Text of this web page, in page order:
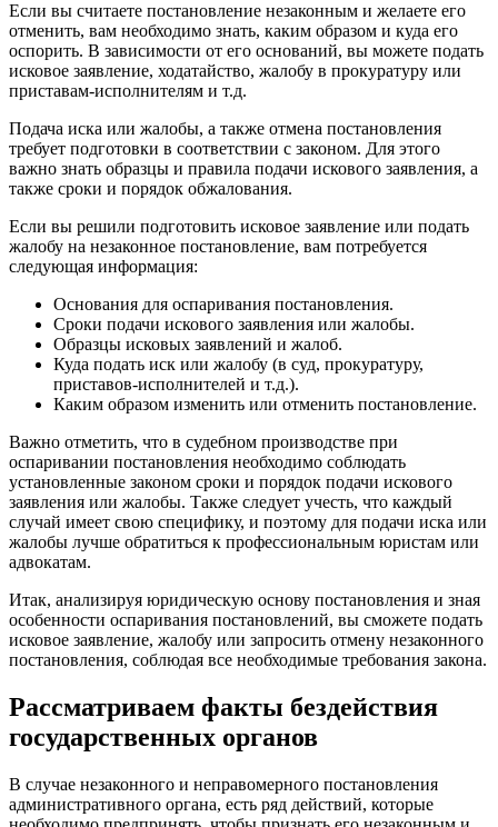
Если вы считаете постановление незаконным и желаете его
отменить, вам необходимо знать, каким образом и куда его
оспорить. В зависимости от его оснований, вы можете подать
исковое заявление, ходатайство, жалобу в прокуратуру или
приставам-исполнителям и т.д.
Подача иска или жалобы, а также отмена постановления
требует подготовки в соответствии с законом. Для этого
важно знать образцы и правила подачи искового заявления, а
также сроки и порядок обжалования.
Если вы решили подготовить исковое заявление или подать
жалобу на незаконное постановление, вам потребуется
следующая информация:
Основания для оспаривания постановления.
Сроки подачи искового заявления или жалобы.
Образцы исковых заявлений и жалоб.
Куда подать иск или жалобу (в суд, прокуратуру,
приставов-исполнителей и т.д.).
Каким образом изменить или отменить постановление.
Важно отметить, что в судебном производстве при
оспаривании постановления необходимо соблюдать
установленные законом сроки и порядок подачи искового
заявления или жалобы. Также следует учесть, что каждый
случай имеет свою специфику, и поэтому для подачи иска или
жалобы лучше обратиться к профессиональным юристам или
адвокатам.
Итак, анализируя юридическую основу постановления и зная
особенности оспаривания постановлений, вы сможете подать
исковое заявление, жалобу или запросить отмену незаконного
постановления, соблюдая все необходимые требования закона.
Рассматриваем факты бездействия
государственных органов
В случае незаконного и неправомерного постановления
административного органа, есть ряд действий, которые